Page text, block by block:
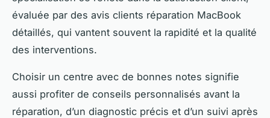
évaluée par des avis clients réparation MacBook
détaillés, qui vantent souvent la rapidité et la qualité
des interventions.
Choisir un centre avec de bonnes notes signifie
aussi profiter de conseils personnalisés avant la
réparation, d’un diagnostic précis et d’un suivi après